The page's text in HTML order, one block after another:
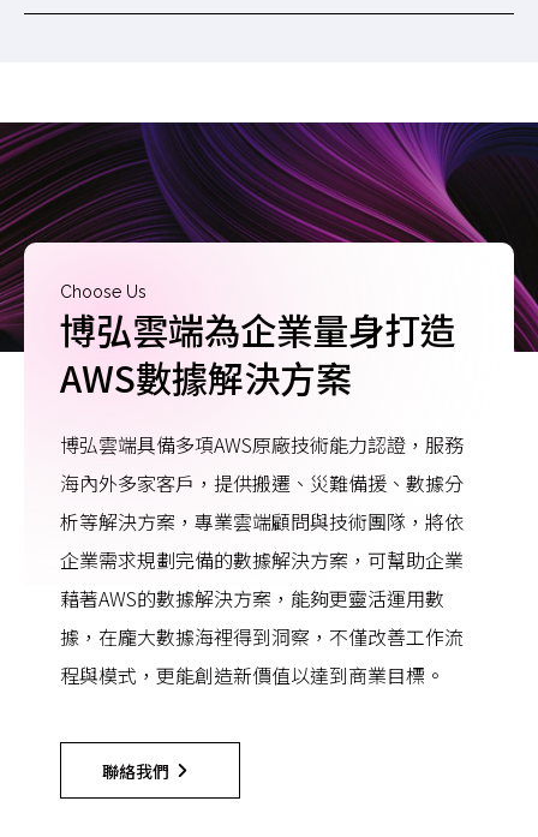
Choose Us
博弘雲端為企業量身打造
AWS數據解決方案
博弘雲端具備多項AWS原廠技術能力認證，服務
海內外多家客戶，提供搬遷、災難備援、數據分
析等解決方案，專業雲端顧問與技術團隊，將依
企業需求規劃完備的數據解決方案，可幫助企業
藉著AWS的數據解決方案，能夠更靈活運用數
據，在龐大數據海裡得到洞察，不僅改善工作流
程與模式，更能創造新價值以達到商業目標。
聯絡我們